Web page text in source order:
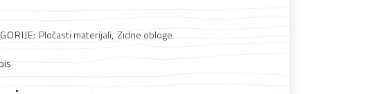
Pločasti materijali, Zidne obloge